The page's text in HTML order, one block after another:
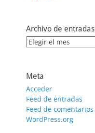
Archivo de entradas
Archivo
Meta
Acceder
Feed de entradas
Feed de comentarios
WordPress.org